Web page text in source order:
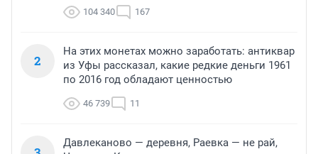
104 340 167
2
На этих монетах можно заработать: антиквар
из Уфы рассказал, какие редкие деньги 1961
по 2016 год обладают ценностью
46 739 11
Давлеканово — деревня, Раевка — не рай,